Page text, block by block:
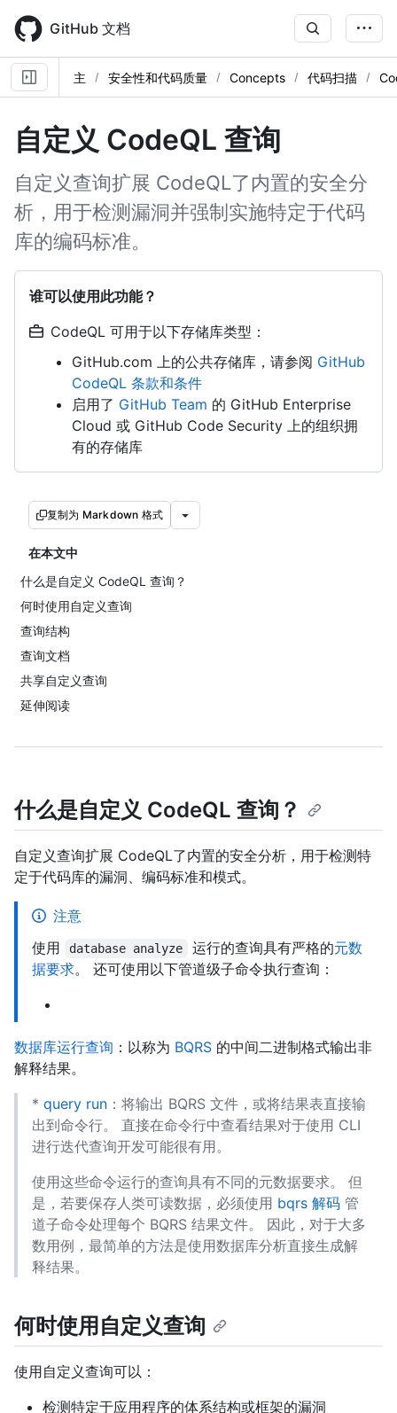
main
content
GitHub 文档
主 安全性和代码质量 Concepts 代码扫描
自定义 CodeQL 查询
自定义查询扩展 CodeQL了内置的安全分
析，用于检测漏洞并强制实施特定于代码
库的编码标准。
谁可以使用此功能？
CodeQL 可用于以下存储库类型：
GitHub.com 上的公共存储库，请参阅 GitHub
CodeQL 条款和条件
启用了 GitHub Team 的 GitHub Enterprise
Cloud 或 GitHub Code Security 上的组织拥
有的存储库
复制为 Markdown 格式
在本文中
什么是自定义 CodeQL 查询？
何时使用自定义查询
查询结构
查询文档
共享自定义查询
延伸阅读
什么是自定义 CodeQL 查询？
自定义查询扩展 CodeQL了内置的安全分析，用于检测特
定于代码库的漏洞、编码标准和模式。
注意
使用
database analyze 运行的查询具有严格的元数
据要求。 还可使用以下管道级子命令执行查询：
数据库运行查询 ：以称为 BQRS 的中间二进制格式输出非
解释结果。
* query run ：将输出 BQRS 文件，或将结果表直接输
出到命令行。 直接在命令行中查看结果对于使用 CLI
进行迭代查询开发可能很有用。
使用这些命令运行的查询具有不同的元数据要求。 但
是，若要保存人类可读数据，必须使用 bqrs 解码 管
道子命令处理每个 BQRS 结果文件。 因此，对于大多
数用例，最简单的方法是使用数据库分析直接生成解
释结果。
何时使用自定义查询
使用自定义查询可以：
检测特定于应用程序的体系结构或框架的漏洞